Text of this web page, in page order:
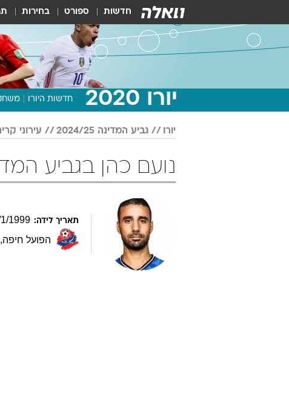
חדשות ספורט בחירות
יורו 2020 חדשות היורו
יורו גביע המדינה 2024/25 עירוני
נועם כהן בגביע המדינה 2024/25
תאריך לידה: 1/1999
הפועל חיפה,